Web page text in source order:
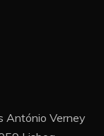
António Verney